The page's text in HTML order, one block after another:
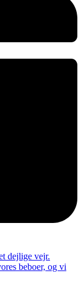
dejlige vejr.
beboer, og vi